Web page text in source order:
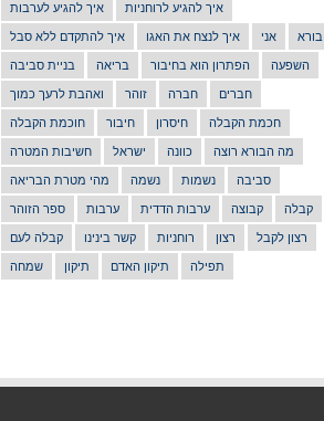
איך להגיע לערבות איך להגיע לרוחניות
איך להתקדם ללא סבל איך לנצח את האגו אני בורא
בניית סביבה בריאה הפתרון הוא בחיבור השפעה
ואהבת לרעך כמוך זוהר חברה חברים
חוכמת הקבלה חיבור חיסרון חכמת הקבלה
חשיבות המטרה ישראל כוונה מה הבורא רוצה
מהי מטרת הבריאה נשמה נשמות סביבה
ספר הזוהר ערבות ערבות הדדית קבוצה קבלה
קבלה לעם קשר בינינו רוחניות רצון רצון לקבל
שמחה תיקון תיקון האדם תפילה